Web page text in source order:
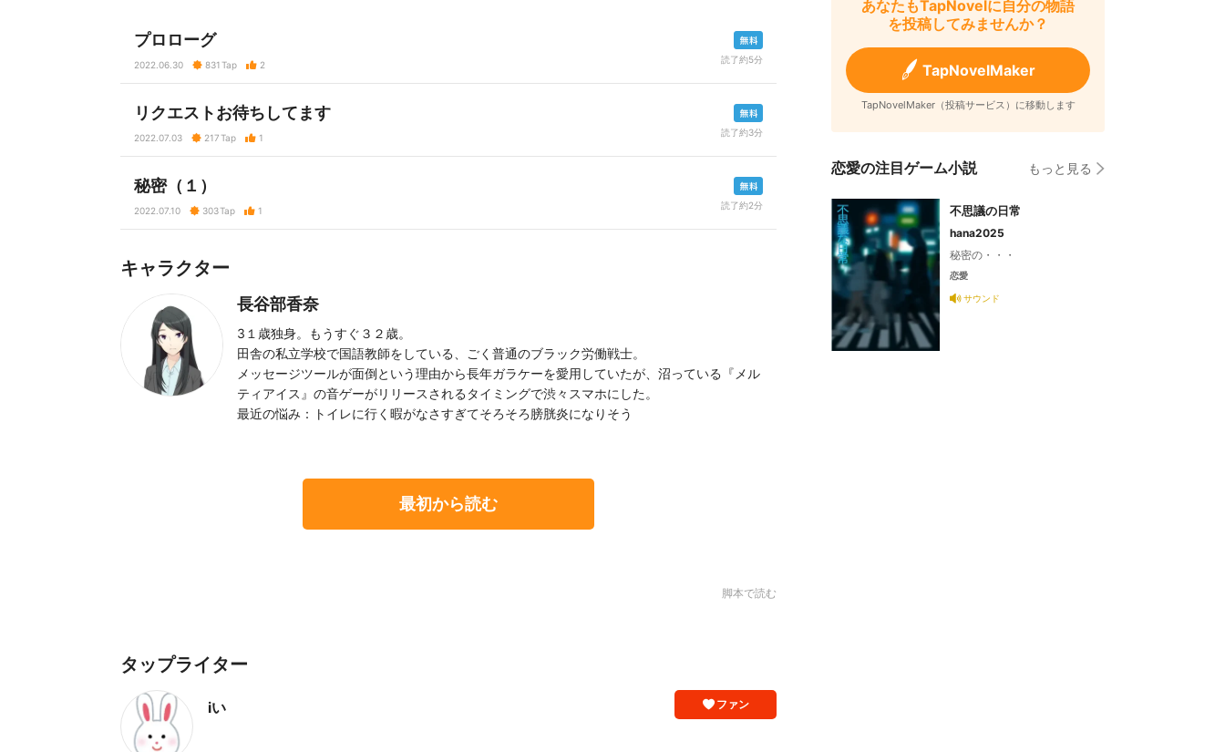
プロローグ
2022.06.30 831Tap 2
読了約5分
リクエストお待ちしてます
2022.07.03 217Tap 1
読了約3分
秘密（１）
2022.07.10 303Tap 1
読了約2分
キャラクター
長谷部香奈
3１歳独身。もうすぐ３２歳。
田舎の私立学校で国語教師をしている、ごく普通のブラック労働戦士。
メッセージツールが面倒という理由から長年ガラケーを愛用していたが、沼っている『メル
ティアイス』の音ゲーがリリースされるタイミングで渋々スマホにした。
最近の悩み：トイレに行く暇がなさすぎてそろそろ膀胱炎になりそう
最初から読む
脚本で読む
タップライター
ファン
iい
あなたもTapNovelに自分の物語
を投稿してみませんか？
TapNovelMaker
TapNovelMaker（投稿サービス）に移動します
恋愛の注目ゲーム小説 もっと見る
不思議の日常
hana2025
秘密の・・・
恋愛
サウンド